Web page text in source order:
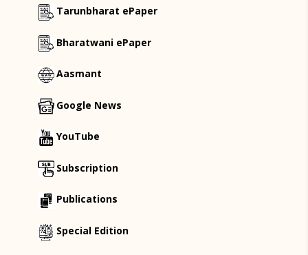
Tarunbharat ePaper
Bharatwani ePaper
Aasmant
Google News
YouTube
Subscription
Publications
Special Edition